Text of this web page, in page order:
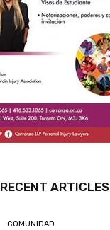
RECENT ARTICLES
COMUNIDAD